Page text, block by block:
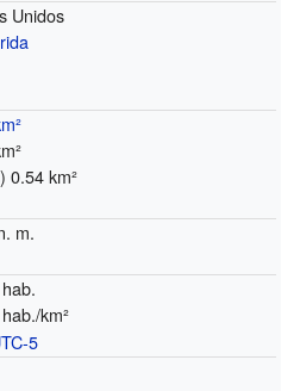
Unidos
0.54 km²
m.
km²
5